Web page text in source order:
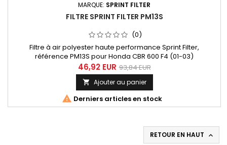
MARQUE: SPRINT FILTER
FILTRE SPRINT FILTER PM13S
(0)
Filtre à air polyester haute performance Sprint Filter,
référence PM13S pour Honda CBR 600 F4 (01-03)
46,92 EUR 93,84 EUR
 Ajouter au panier
 Derniers articles en stock
RETOUR EN HAUT 